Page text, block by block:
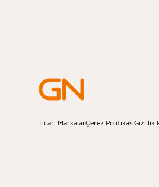
Ticari MarkalarÇerez PolitikasıGizlilik